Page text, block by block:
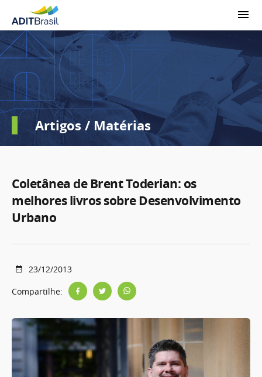
Artigos / Matérias
Coletânea de Brent Toderian: os
melhores livros sobre Desenvolvimento
Urbano
23/12/2013
Compartilhe: